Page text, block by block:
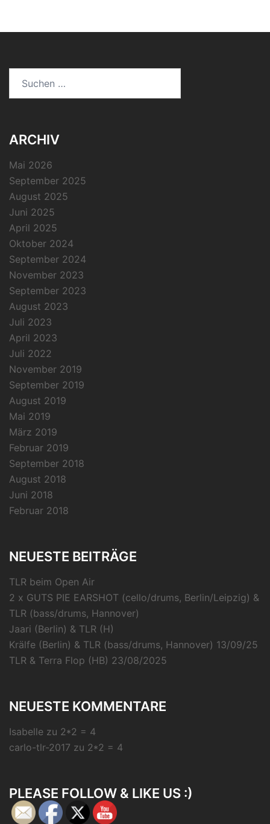
ARCHIV
Mai 2026
September 2025
August 2025
Juni 2025
April 2025
Oktober 2024
September 2024
November 2023
September 2023
August 2023
Juli 2023
April 2023
Juli 2022
November 2019
September 2019
August 2019
Mai 2019
März 2019
Februar 2019
September 2018
August 2018
Juni 2018
Februar 2018
NEUESTE BEITRÄGE
TLR beim Open Air
2 x GUTS PIE EARSHOT (cello/drums, Berlin/Leipzig) &
TLR (bass/drums, Hannover)
Jaari (Berlin) & TLR (H)
Krälfe (Berlin) & TLR (bass/drums, Hannover) 13/09/25
TLR & Terra Flop (HB) 23/08/2025
NEUESTE KOMMENTARE
Isabelle zu 2*2 = 4
carlo-tlr-2017 zu 2*2 = 4
PLEASE FOLLOW & LIKE US :)